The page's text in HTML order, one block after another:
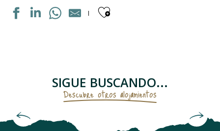
Ajouter aux
LES BALCONS DE L'YSE
RESIDENCE LUZÉASIGUE BUSCANDO...
Descubre otros alojamientos